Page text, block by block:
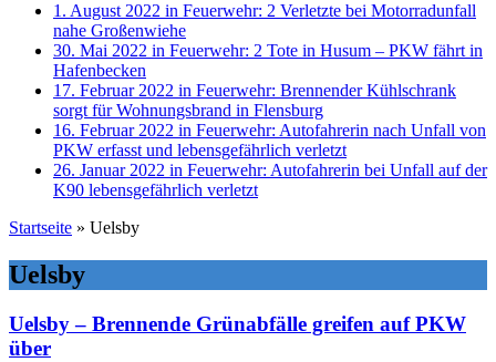
1. August 2022 in Feuerwehr: 2 Verletzte bei Motorradunfall
nahe Großenwiehe
30. Mai 2022 in Feuerwehr: 2 Tote in Husum – PKW fährt in
Hafenbecken
17. Februar 2022 in Feuerwehr: Brennender Kühlschrank
sorgt für Wohnungsbrand in Flensburg
16. Februar 2022 in Feuerwehr: Autofahrerin nach Unfall von
PKW erfasst und lebensgefährlich verletzt
26. Januar 2022 in Feuerwehr: Autofahrerin bei Unfall auf der
K90 lebensgefährlich verletzt
Startseite » Uelsby
Uelsby
Uelsby – Brennende Grünabfälle greifen auf PKW
über